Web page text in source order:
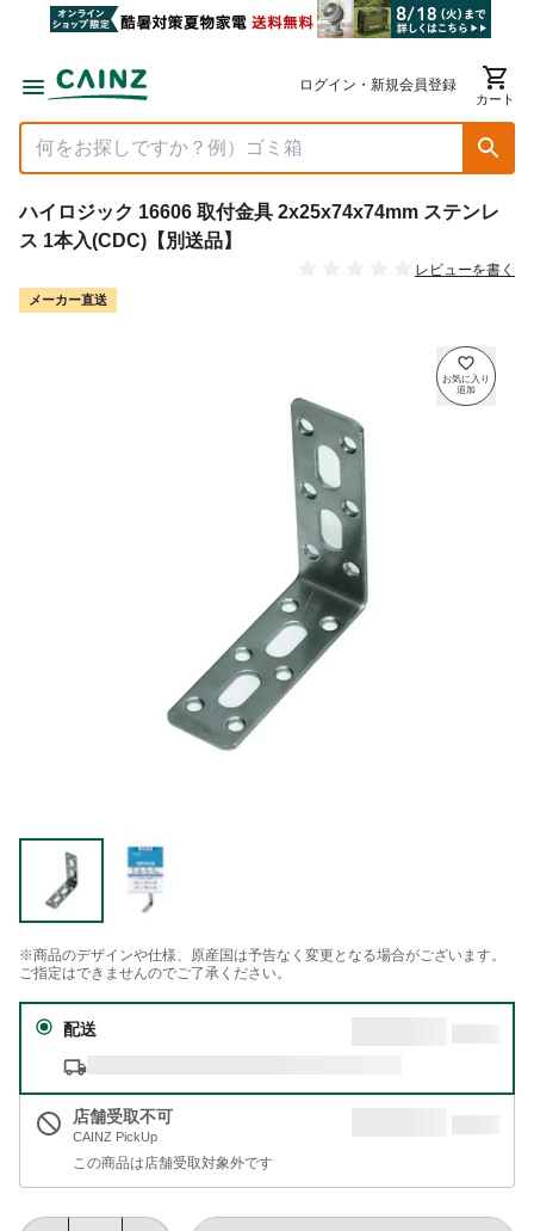
ログイン・新規会員登録
カート
ハイロジック 16606 取付金具 2x25x74x74mm ステンレ
ス 1本入(CDC)【別送品】
レビューを書く
メーカー直送
※商品のデザインや仕様、原産国は予告なく変更となる場合がございます。
ご指定はできませんのでご了承ください。
配送
店舗受取不可
CAINZ PickUp
この商品は店舗受取対象外です